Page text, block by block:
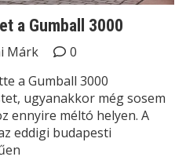
a Gumball 3000
Márk
0
a Gumball 3000
ugyanakkor még sosem
ennyire méltó helyen. A
eddigi budapesti